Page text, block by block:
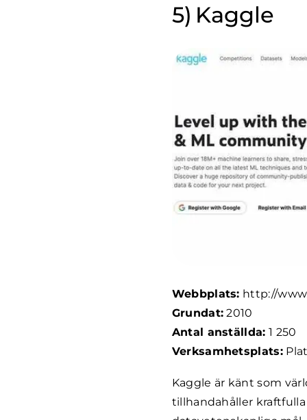
Kaggle
Webbplats: http://
Grundat: 2010
Antal anställda: 1 250
Verksamhetsplats:
Kaggle är känt som
tillhandahåller